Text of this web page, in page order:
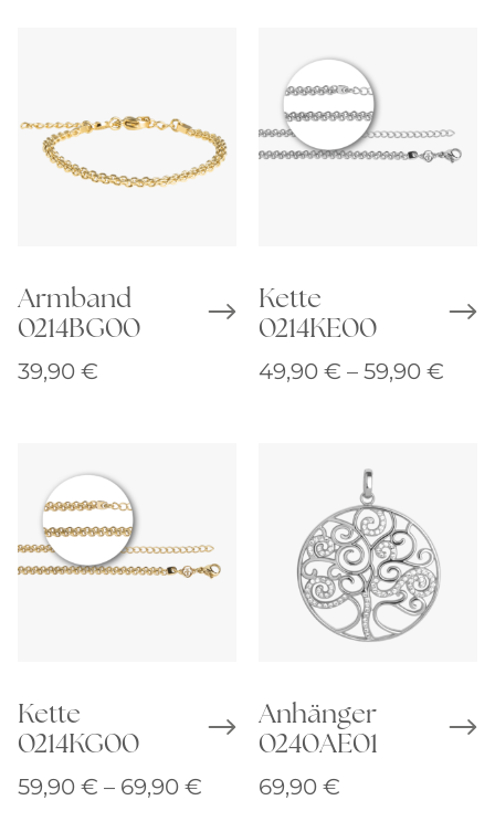
Armband
0214BG00
39,90 €
Kette
0214KE00
49,90 € – 59,90 €
Kette
0214KG00
59,90 € – 69,90 € Preisspanne:
Anhänger
0240AE01
69,90 €